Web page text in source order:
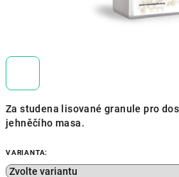
Za studena lisované granule pro
jehněčího masa.
VARIANTA: